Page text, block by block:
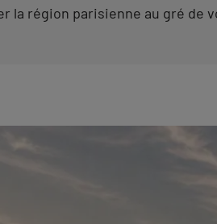
la région parisienne au gré de